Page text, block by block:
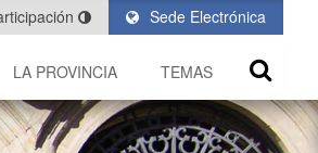
Sede Electrónica
LA PROVINCIA TEMAS